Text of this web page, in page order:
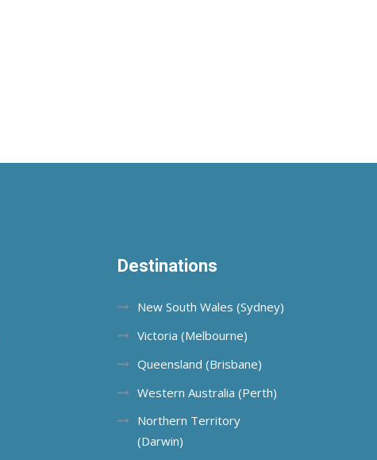
Destinations
New South Wales (Sydney)
Victoria (Melbourne)
Queensland (Brisbane)
Western Australia (Perth)
Northern Territory
(Darwin)